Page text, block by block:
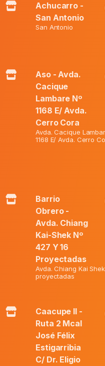
es un
durante 48h y de las
y Clorohidrato
Achucarro -
San Antonio
San Antonio
Aso - Avda.
Cacique
Lambare Nº
1168 E/ Avda.
Cerro Cora
Avda. Cacique
1168 E/ Avda. Cerro
Barrio
Obrero -
Avda. Chiang
Kai-Shek Nº
427 Y 16
Proyectadas
Avda. Chiang Kai
proyectadas
Caacupe II -
Ruta 2 Mcal
José Félix
Estigarribia
C/ Dr. Eligio